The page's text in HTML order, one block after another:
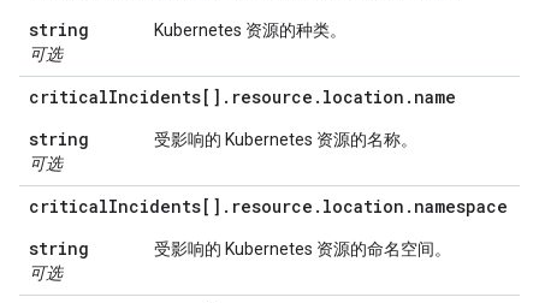
string
可选
Kubernetes 资源的种类。
criticalIncidents[] . resource . location . name
string
可选
受影响的 Kubernetes 资源的名称。
criticalIncidents[] . resource . location . namespace
string
可选
受影响的 Kubernetes 资源的命名空间。